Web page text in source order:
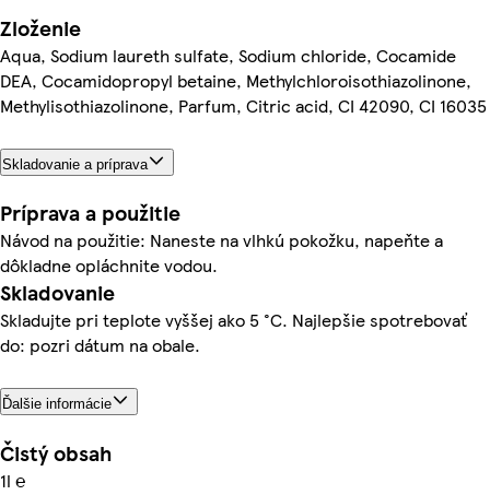
Zloženie
Aqua, Sodium laureth sulfate, Sodium chloride, Cocamide
DEA, Cocamidopropyl betaine, Methylchloroisothiazolinone,
Methylisothiazolinone, Parfum, Citric acid, CI 42090, CI 16035
Skladovanie a príprava
Príprava a použitie
Návod na použitie: Naneste na vlhkú pokožku, napeňte a
dôkladne opláchnite vodou.
Skladovanie
Skladujte pri teplote vyššej ako 5 °C. Najlepšie spotrebovať
do: pozri dátum na obale.
Ďalšie informácie
Čistý obsah
1l ℮